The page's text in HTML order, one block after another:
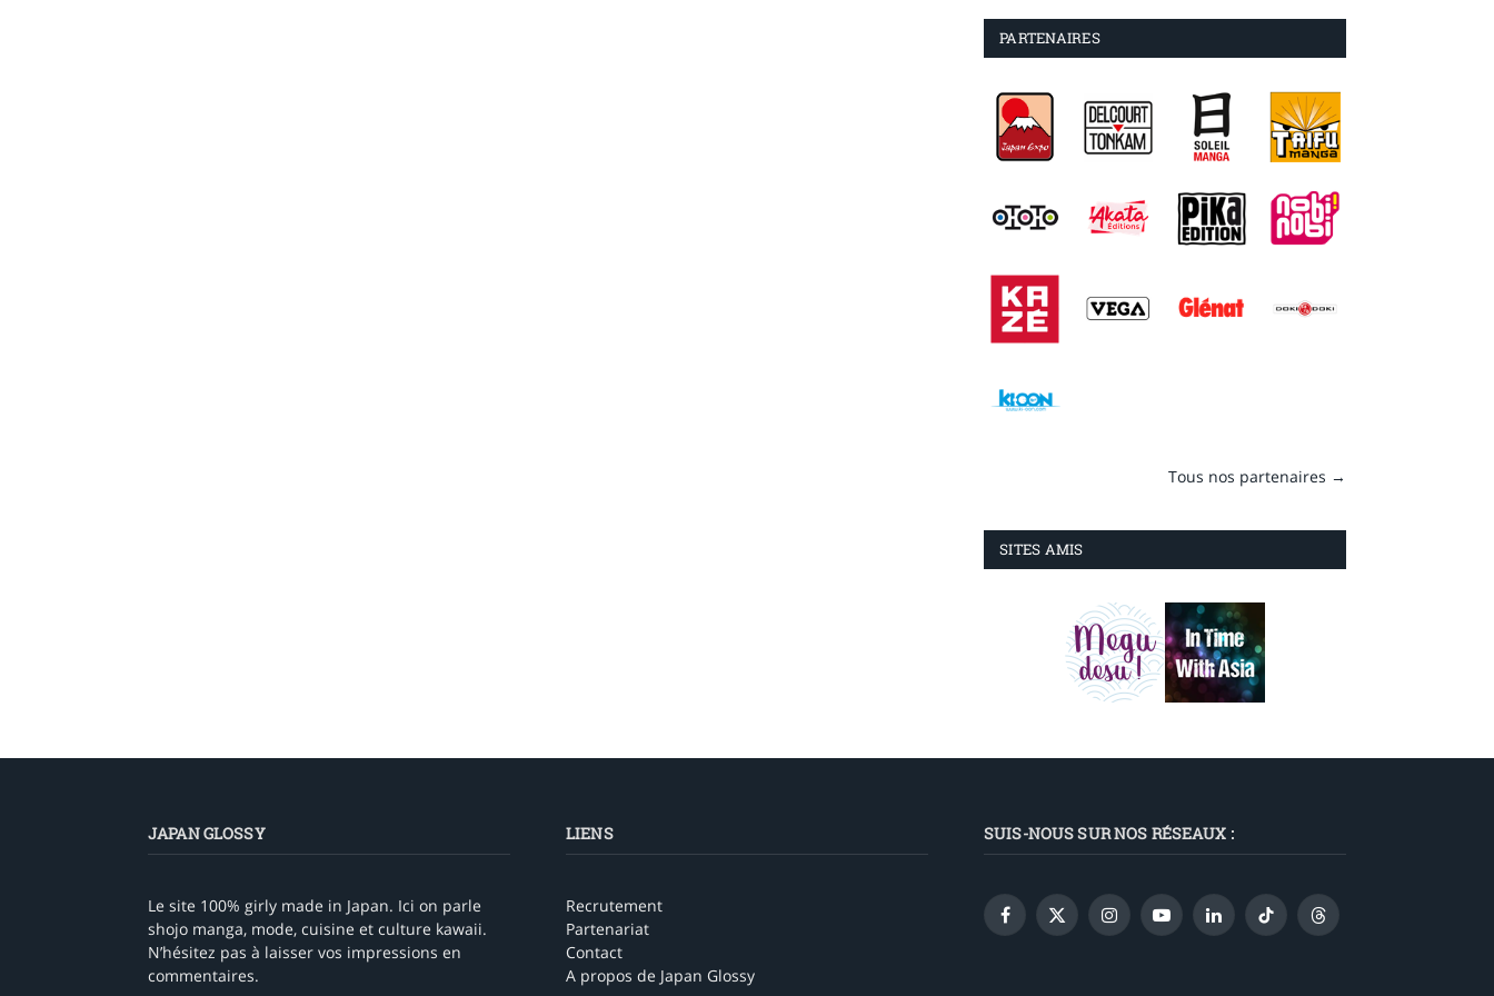
PARTENAIRES
Tous nos partenaires →
SITES AMIS
JAPAN GLOSSY
Le site 100% girly made in Japan. Ici on parle
shojo manga, mode, cuisine et culture kawaii.
N’hésitez pas à laisser vos impressions en
commentaires.
LIENS
Recrutement
Partenariat
Contact
A propos de Japan Glossy
SUIS-NOUS SUR NOS RÉSEAUX :
Facebook
X
InstagramYouTubeLinkedInTikTok Threads